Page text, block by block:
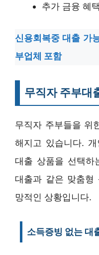
추가 금융 혜
신용회복중 대출 가
부업체 포함
무직자 주부대
무직자 주부들을 위
해지고 있습니다.
대출 상품을 선택하
대출과 같은 맞춤형
망적인 상황입니다.
소득증빙 없는 대